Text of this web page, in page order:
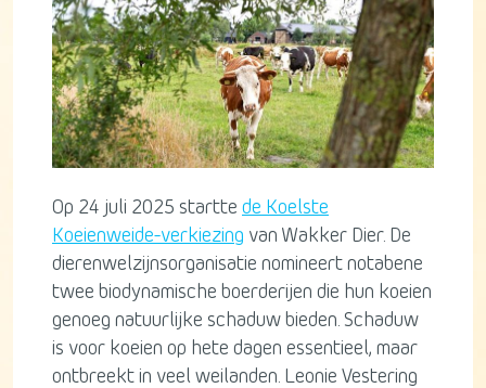
Op 24 juli 2025 startte de Koelste
Koeienweide-verkiezing van Wakker Dier. De
dierenwelzijnsorganisatie nomineert notabene
twee biodynamische boerderijen die hun koeien
genoeg natuurlijke schaduw bieden. Schaduw
is voor koeien op hete dagen essentieel, maar
ontbreekt in veel weilanden. Leonie Vestering